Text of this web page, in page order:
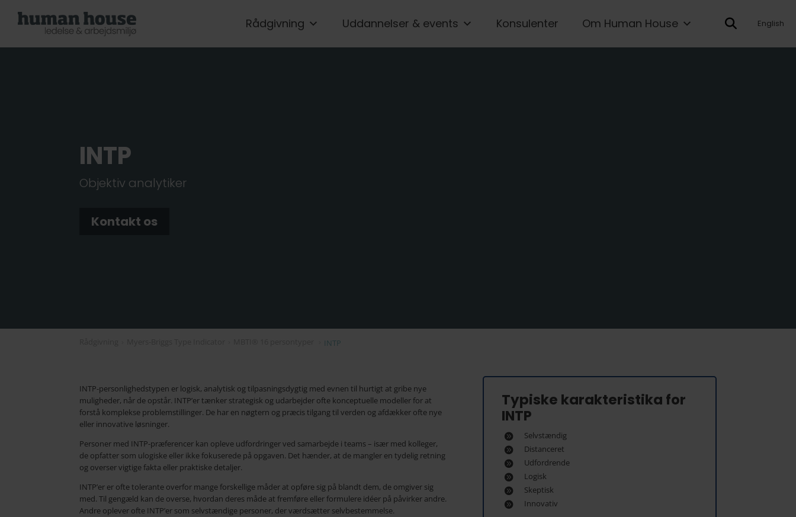
Rådgivning Uddannelser & events Konsulenter Om Human House English
INTP
Objektiv analytiker
Kontakt os
INTP
INTP-personlighedstypen er logisk, analytisk og tilpasningsdygtig med evnen til hurtigt at gribe nye
muligheder, når de opstår. INTP’er tænker strategisk og udarbejder ofte konceptuelle modeller for at
forstå komplekse problemstillinger. De har en nøgtern og præcis tilgang til verden og afdækker ofte nye
eller innovative løsninger.
Personer med INTP-præferencer kan opleve udfordringer ved samarbejde i teams – især med kolleger,
de opfatter som ulogiske eller ikke fokuserede på opgaven. Det hænder, at de mangler en tydelig retning
og overser vigtige fakta eller praktiske detaljer.
INTP’er er ofte tolerante overfor mange forskellige måder at opføre sig på blandt dem, de omgiver sig
med. Til gengæld kan de overse, hvordan deres måde at fremføre eller formulere idéer på påvirker andre.
Andre oplever ofte INTP’er som selvstændige personer, der værdsætter selvbestemmelse.
Typiske karakteristika for
INTP
Selvstændig
Distanceret
Udfordrende
Logisk
Skeptisk
Innovativ